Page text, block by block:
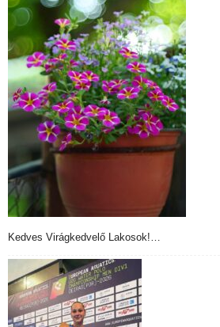
Kedves Virágkedvelő Lakosok!…